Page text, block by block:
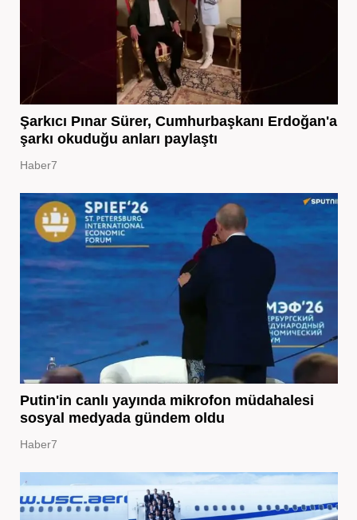
Şarkıcı Pınar Sürer, Cumhurbaşkanı Erdoğan'a
şarkı okuduğu anları paylaştı
Haber7
Putin'in canlı yayında mikrofon müdahalesi
sosyal medyada gündem oldu
Haber7